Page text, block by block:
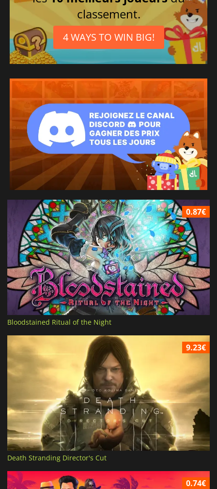
classement.
4 WAYS TO WIN BIG!
0.87€
Bloodstained Ritual of the Night
9.23€
Death Stranding Director's Cut
0.74€